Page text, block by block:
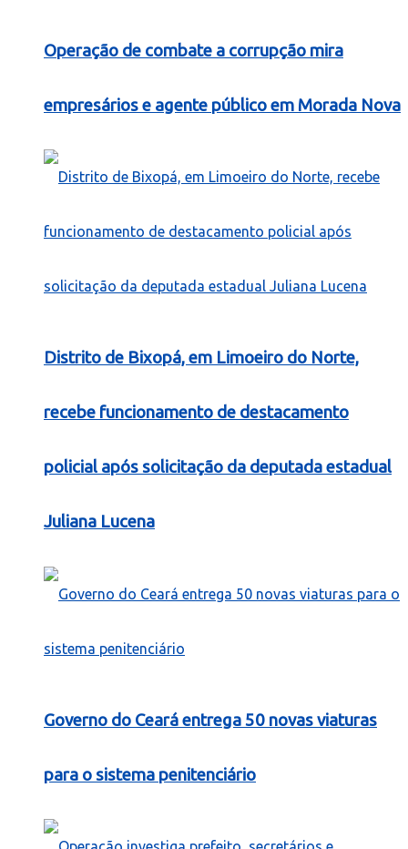
Operação de combate a corrupção mira
empresários e agente público em Morada Nova
Distrito de Bixopá, em Limoeiro do Norte,
recebe funcionamento de destacamento
policial após solicitação da deputada estadual
Juliana Lucena
Governo do Ceará entrega 50 novas viaturas
para o sistema penitenciário